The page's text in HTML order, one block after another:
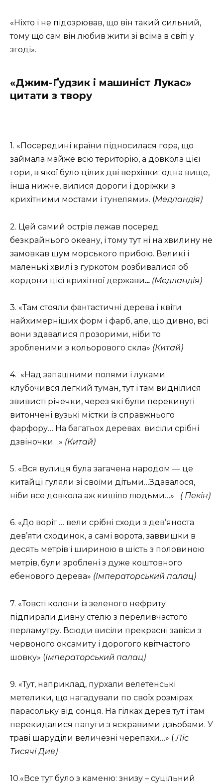
«Ніхто і не підозрював, що він такий сильний,
тому що сам він любив жити зі всіма в світі у
згоді».
«Джим-Ґудзик і машиніст Лукас»
цитати з твору
1. «Посередині країни підносилася гора, що
займала майже всю територію, а довкола цієї
гори, в якої було цілих дві верхівки: одна вище,
інша нижче, вилися дороги і доріжки з
крихітними мостами і тунелями». (Медландія)
2. Цей самий острів лежав посеред
безкрайнього океану, і тому тут ні на хвилину не
замовкав шум морського прибою. Великі і
маленькі хвилі з гуркотом розбивалися об
кордони цієї крихітної держави… (Медландія)
3. «Там стояли фантастичні дерева і квіти
найхимерніших форм і фарб, але, що дивно, всі
вони здавалися прозорими, ніби то
зробленими з кольорового скла» (Китай)
4. «Над запашними полями і луками
клубочився легкий туман, тут і там виднілися
звивисті річечки, через які були перекинуті
витончені вузькі містки із справжнього
фарфору… На багатьох деревах висіли срібні
дзвіночки…» (Китай)
5. «Вся вулиця була загачена народом — це
китайці гуляли зі своїми дітьми…Здавалося,
ніби все довкола аж кишіло людьми…» ( Пекін)
6. «До воріт … вели срібні сходи з дев’яноста
дев’яти сходинок, а самі ворота, заввишки в
десять метрів і шириною в шість з половиною
метрів, були зроблені з дуже коштовного
ебенового дерева» (Імператорський палац)
7. «Товсті колони із зеленого нефриту
підпирали дивну стелю з переливчастого
перламутру. Всюди висіли прекрасні завіси з
червоного оксамиту і дорогого квітчастого
шовку» (Імператорський палац)
9. «Тут, наприклад, пурхали велетенські
метелики, що нагадували по своїх розмірах
парасольку від сонця. На гілках дерев тут і там
перекидалися папуги з яскравими дзьобами. У
траві шаруділи величезні черепахи…» ( Ліс
Тисячі Див)
10.«Все тут було з каменю: знизу – суцільний